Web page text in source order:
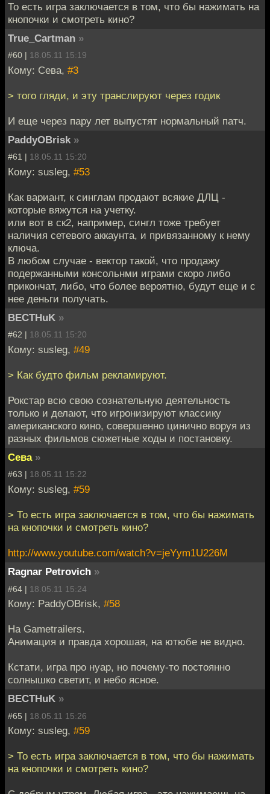
То есть игра заключается в том, что бы нажимать на
кнопочки и смотреть кино?
True_Cartman »
#60 | 18.05.11 15:19
Кому: Сева, #3
> того гляди, и эту транслируют через годик
И еще через пару лет выпустят нормальный патч.
PaddyOBrisk »
#61 | 18.05.11 15:20
Кому: susleg, #53
Как вариант, к синглам продают всякие ДЛЦ -
которые вяжутся на учетку.
или вот в ск2, например, сингл тоже требует
наличия сетевого аккаунта, и привязанному к нему
ключа.
В любом случае - вектор такой, что продажу
подержанными консольнми играми скоро либо
прикончат, либо, что более вероятно, будут еще и с
нее деньги получать.
BECTHuK »
#62 | 18.05.11 15:20
Кому: susleg, #49
> Как будто фильм рекламируют.
Рокстар всю свою сознательную деятельность
только и делают, что игронизируют классику
американского кино, совершенно цинично воруя из
разных фильмов сюжетные ходы и постановку.
Сева »
#63 | 18.05.11 15:22
Кому: susleg, #59
> То есть игра заключается в том, что бы нажимать
на кнопочки и смотреть кино?
http://www.youtube.com/watch?v=jeYym1U226M
Ragnar Petrovich »
#64 | 18.05.11 15:24
Кому: PaddyOBrisk, #58
На Gametrailers.
Анимация и правда хорошая, на ютюбе не видно.
Кстати, игра про нуар, но почему-то постоянно
солнышко светит, и небо ясное.
BECTHuK »
#65 | 18.05.11 15:26
Кому: susleg, #59
> То есть игра заключается в том, что бы нажимать
на кнопочки и смотреть кино?